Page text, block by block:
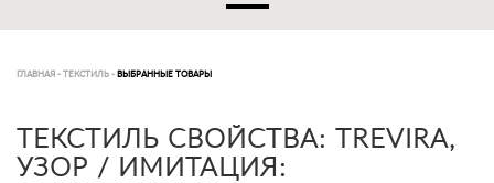
ГЛАВНАЯ - ТЕКСТИЛЬ - ВЫБРАННЫЕ ТОВАРЫ
ТЕКСТИЛЬ СВОЙСТВА: TREVIRA,
УЗОР / ИМИТАЦИЯ: